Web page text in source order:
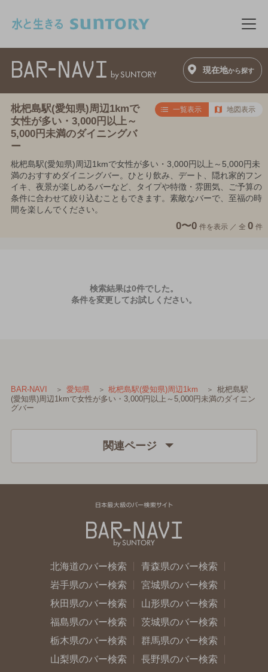
メ
現在地から探す
枇杷島駅(愛知県)周辺1kmで
女性が多い・3,000円以上～
5,000円未満のダイニングバ
ー
一覧表示 地図表示
枇杷島駅(愛知県)周辺1kmで女性が多い・3,000円以上～5,000円未
満のおすすめダイニングバー。ひとり飲み、デート、隠れ家的フン
イキ、夜景が楽しめるバーなど、タイプや特徴・雰囲気、ご予算の
条件に合わせて絞り込むこともできます。素敵なバーで、至福の時
間を楽しんでください。
0〜0 件を表示 ／ 全 0 件
検索結果は0件でした。
条件を変更してお試しください。
BAR-NAVI 愛知県 枇杷島駅(愛知県)周辺1km
枇杷島駅
(愛知県)周辺1kmで女性が多い・3,000円以上～5,000円未満のダイニン
グバー
関連ページ
北海道のバー検索
青森県のバー検索
岩手県のバー検索
宮城県のバー検索
秋田県のバー検索
山形県のバー検索
福島県のバー検索
茨城県のバー検索
栃木県のバー検索
群馬県のバー検索
山梨県のバー検索
長野県のバー検索